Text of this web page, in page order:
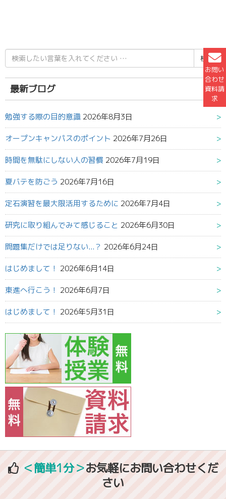
お問い
合わせ
資料請
求
検
索
結
果:
最新ブログ
勉強する際の目的意識 2026年8月3日
オープンキャンパスのポイント 2026年7月26日
時間を無駄にしない人の習慣 2026年7月19日
夏バテを防ごう 2026年7月16日
定石演習を最大限活用するために 2026年7月4日
研究に取り組んでみて感じること 2026年6月30日
問題集だけでは足りない...？ 2026年6月24日
はじめまして！ 2026年6月14日
東進へ行こう！ 2026年6月7日
はじめまして！ 2026年5月31日
＜簡単1分＞お気軽にお問い合わせくだ
さい